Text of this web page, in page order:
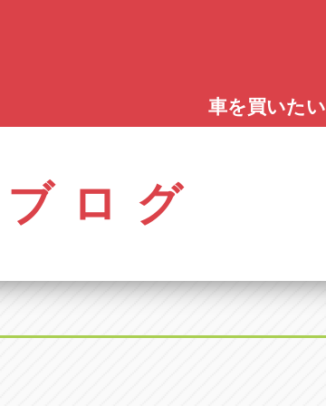
愛知
アップル春日井中央店
0568-56-0001
アップル瀬戸店
店
立山町4-32-1
店
旭店
印場元町5-2-8
オートフレンド
車を買いたい
ログ